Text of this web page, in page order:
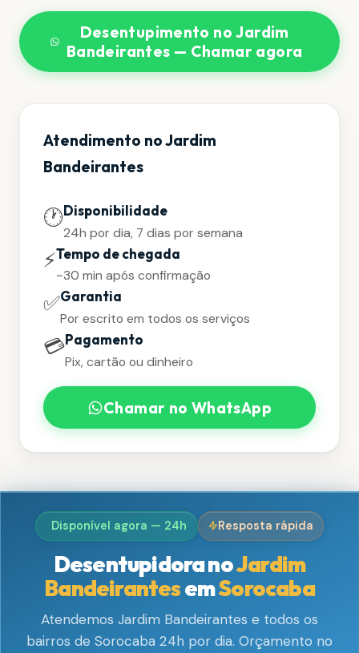
Desentupimento no Jardim
Bandeirantes — Chamar agora
Atendimento no Jardim
Bandeirantes
🕐Disponibilidade
24h por dia, 7 dias por semana
⚡Tempo de chegada
~30 min após confirmação
✅Garantia
Por escrito em todos os serviços
💳Pagamento
Pix, cartão ou dinheiro
Chamar no WhatsApp
Disponível agora — 24h Resposta rápida
Desentupidora noJardim
BandeirantesemSorocaba
Atendemos Jardim Bandeirantes e todos os
bairros de Sorocaba 24h por dia. Orçamento no